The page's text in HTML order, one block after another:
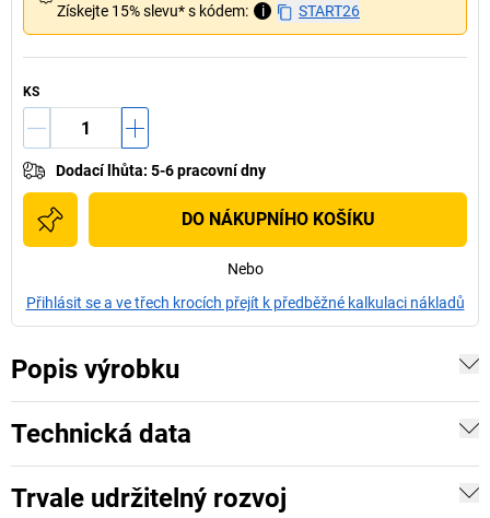
Získejte 15% slevu* s kódem:
i START26
KS
Dodací lhůta: 5-6 pracovní dny
DO NÁKUPNÍHO KOŠÍKU
Nebo
Přihlásit se a ve třech krocích přejít k předběžné kalkulaci nákladů
Popis výrobku
Technická data
Trvale udržitelný rozvoj